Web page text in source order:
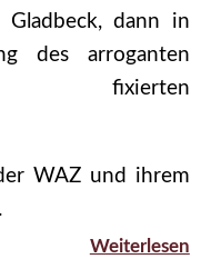
dann in
des arroganten
fixierten
WAZ und ihrem
Weiterlesen